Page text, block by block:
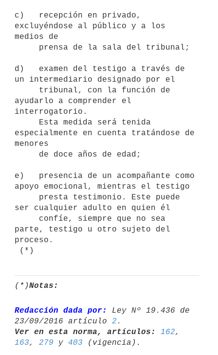
c)   recepción en privado,
excluyéndose al público y a los
medios de
d)   examen del testigo a través de
un intermediario designado por el
ayudarlo a comprender el
interrogatorio.
especialmente en cuenta tratándose de
menores
e)   presencia de un acompañante como
apoyo emocional, mientras el testigo
ser cualquier adulto en quien él
parte, testigo u otro sujeto del
proceso.
(*)Notas:
Redacción dada por:
Ley Nº 19.436 de
23/09/2016 artículo 2
Ver en esta norma, artículos:
162
163, 279 y 403